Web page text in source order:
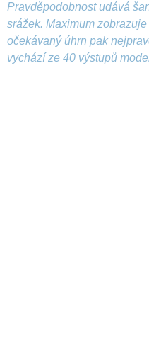
Pravděpodobnost udává
srážek. Maximum
očekávaný úhrn pak
vychází ze 40 výstupů